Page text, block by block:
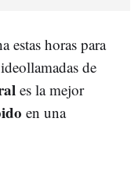
estas horas para
de
es la mejor
en una